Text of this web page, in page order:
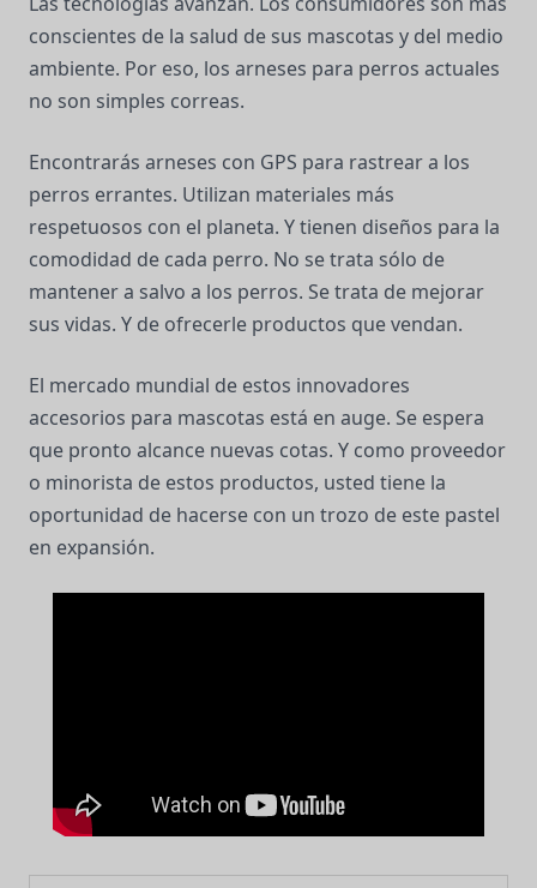
conscientes de la salud de sus mascotas y del medio
ambiente. Por eso, los arneses para perros actuales
no son simples correas.
Encontrarás arneses con GPS para rastrear a los
perros errantes. Utilizan materiales más
respetuosos con el planeta. Y tienen diseños para la
comodidad de cada perro. No se trata sólo de
mantener a salvo a los perros. Se trata de mejorar
sus vidas. Y de ofrecerle productos que vendan.
El mercado mundial de estos innovadores
accesorios para mascotas está en auge. Se espera
que pronto alcance nuevas cotas. Y como proveedor
o minorista de estos productos, usted tiene la
oportunidad de hacerse con un trozo de este pastel
en expansión.